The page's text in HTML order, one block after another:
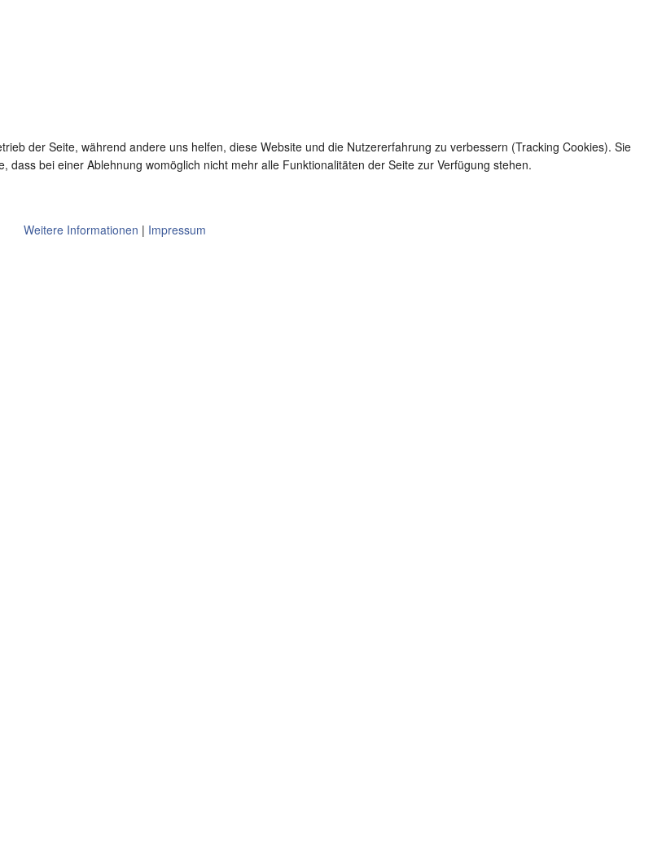
der Seite, während andere uns helfen, diese Website und die Nutzererfahrung zu verbessern (Tracking Cookies). Sie
bei einer Ablehnung womöglich nicht mehr alle Funktionalitäten der Seite zur Verfügung stehen.
Weitere Informationen | Impressum